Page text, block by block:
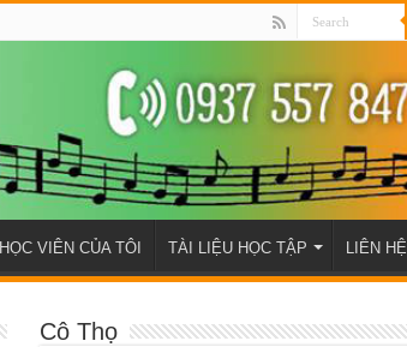
HỌC VIÊN CỦA TÔI TÀI LIỆU HỌC TẬP LIÊN HỆ
Cô Thọ